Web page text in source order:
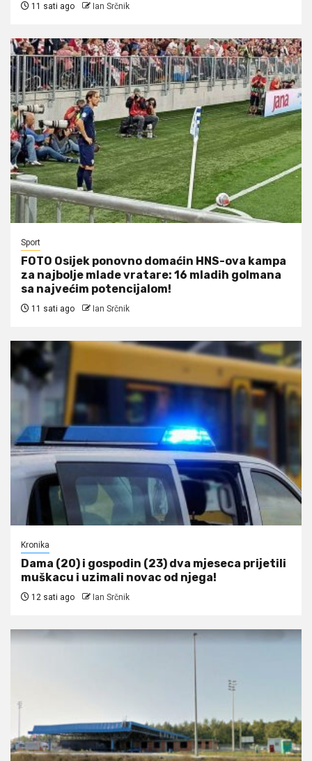
11 sati ago Ian Srčnik
Sport
FOTO Osijek ponovno domaćin HNS-ova kampa
za najbolje mlade vratare: 16 mladih golmana
sa najvećim potencijalom!
11 sati ago Ian Srčnik
Kronika
Dama (20) i gospodin (23) dva mjeseca prijetili
muškacu i uzimali novac od njega!
12 sati ago Ian Srčnik